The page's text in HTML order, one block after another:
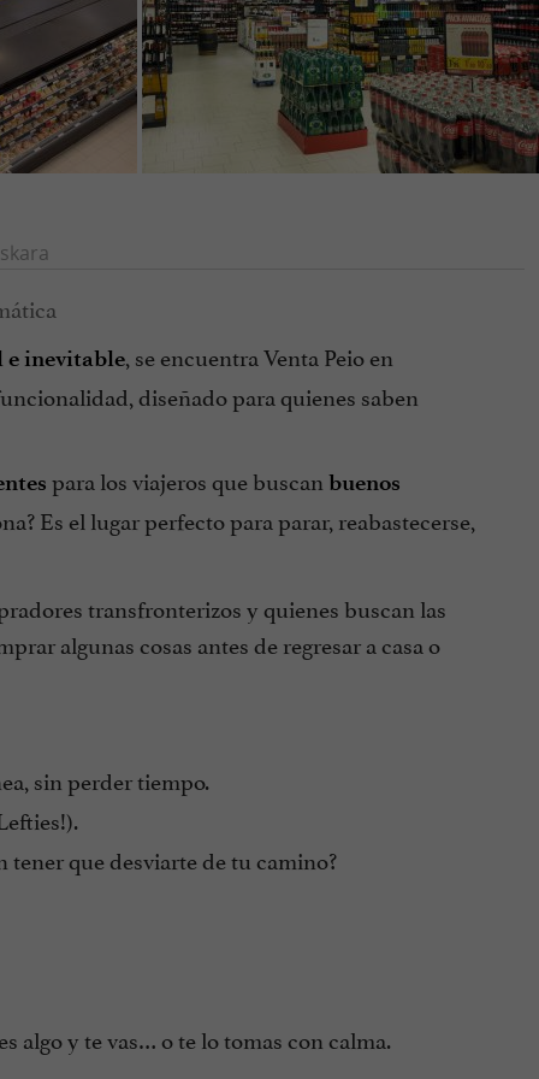
e inevitable, se encuentra Venta Peio en
diseñado para quienes saben
para los viajeros que buscan buenos
Es el lugar perfecto para parar, reabastecerse,
transfronterizos y quienes buscan las
algunas cosas antes de regresar a casa o
sin perder tiempo.
tener que desviarte de tu camino?
algo y te vas… o te lo tomas con calma.